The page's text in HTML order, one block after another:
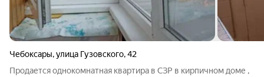
Чебоксары,улица Гузовского,42
Продается однокомнатная квартира в СЗР в кирпичном доме ,